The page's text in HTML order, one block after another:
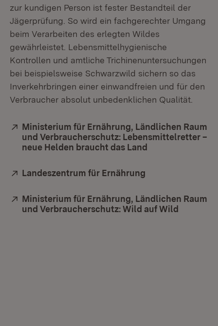
zur kundigen Person ist fester Bestandteil der
Jägerprüfung. So wird ein fachgerechter Umgang
beim Verarbeiten des erlegten Wildes
gewährleistet. Lebensmittelhygienische
Kontrollen und amtliche Trichinenuntersuchungen
bei beispielsweise Schwarzwild sichern so das
Inverkehrbringen einer einwandfreien und für den
Verbraucher absolut unbedenklichen Qualität.
Extern:
Ministerium für Ernährung, Ländlichen Raum
und Verbraucherschutz: Lebensmittelretter –
neue Helden braucht das Land
Extern:
Landeszentrum für Ernährung
Extern:
Ministerium für Ernährung, Ländlichen Raum
und Verbraucherschutz: Wild auf Wild